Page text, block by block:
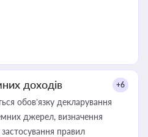
доходів +6
обов’язку декларування
джерел, визначення
правил